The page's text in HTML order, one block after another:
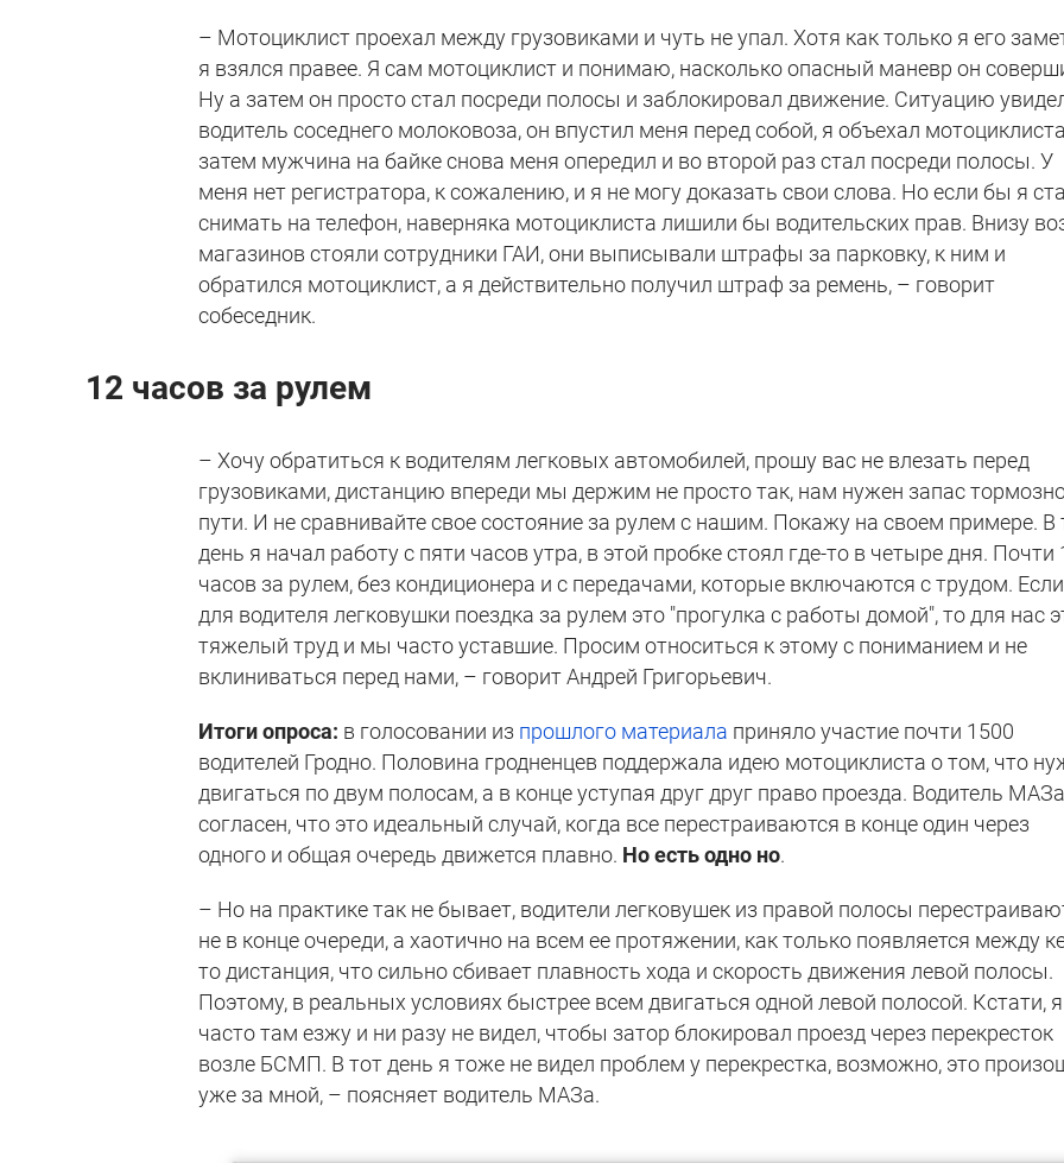
– Мотоциклист проехал между грузовиками и чуть не упал. Хотя как только я его
я взялся правее. Я сам мотоциклист и понимаю, насколько опасный маневр он
Ну а затем он просто стал посреди полосы и заблокировал движение. Ситуацию
водитель соседнего молоковоза, он впустил меня перед собой, я объехал
затем мужчина на байке снова меня опередил и во второй раз стал посреди полосы. У
меня нет регистратора, к сожалению, и я не могу доказать свои слова. Но если бы я
снимать на телефон, наверняка мотоциклиста лишили бы водительских прав. Внизу
магазинов стояли сотрудники ГАИ, они выписывали штрафы за парковку, к ним и
обратился мотоциклист, а я действительно получил штраф за ремень, – говорит
собеседник.
12 часов за рулем
– Хочу обратиться к водителям легковых автомобилей, прошу вас не влезать перед
грузовиками, дистанцию впереди мы держим не просто так, нам нужен запас
пути. И не сравнивайте свое состояние за рулем с нашим. Покажу на своем примере. В
день я начал работу с пяти часов утра, в этой пробке стоял где-то в четыре дня. Почти
часов за рулем, без кондиционера и с передачами, которые включаются с трудом. Если
для водителя легковушки поездка за рулем это "прогулка с работы домой", то для нас
тяжелый труд и мы часто уставшие. Просим относиться к этому с пониманием и не
вклиниваться перед нами, – говорит Андрей Григорьевич.
Итоги опроса: в голосовании из прошлого материала приняло участие почти 1500
водителей Гродно. Половина гродненцев поддержала идею мотоциклиста о том, что
двигаться по двум полосам, а в конце уступая друг друг право проезда. Водитель МАЗа
согласен, что это идеальный случай, когда все перестраиваются в конце один через
одного и общая очередь движется плавно. Но есть одно но.
– Но на практике так не бывает, водители легковушек из правой полосы
не в конце очереди, а хаотично на всем ее протяжении, как только появляется между
то дистанция, что сильно сбивает плавность хода и скорость движения левой полосы.
Поэтому, в реальных условиях быстрее всем двигаться одной левой полосой. Кстати, я
часто там езжу и ни разу не видел, чтобы затор блокировал проезд через перекресток
возле БСМП. В тот день я тоже не видел проблем у перекрестка, возможно, это
уже за мной, – поясняет водитель МАЗа.